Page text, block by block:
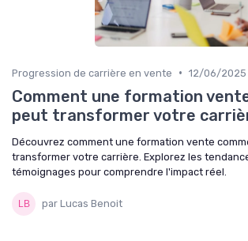
Progression de carrière en vente • 12/06/2025
Comment une formation
peut transformer votre
Découvrez comment une formation vente
transformer votre carrière. Explorez les
témoignages pour comprendre l'impact réel.
par Lucas Benoit